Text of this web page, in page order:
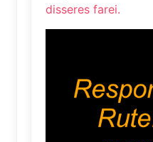
disseres farei.